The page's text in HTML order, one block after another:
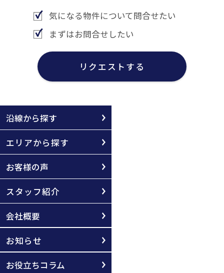
気になる物件について問合せたい
まずはお問合せしたい
リクエストする
沿線から探す
エリアから探す
お客様の声
スタッフ紹介
会社概要
お知らせ
お役立ちコラム